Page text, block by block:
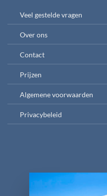
Veel gestelde vragen
Over ons
Contact
Prijzen
Algemene voorwaarden
Privacybeleid